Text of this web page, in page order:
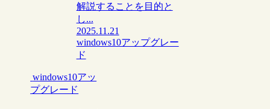
解説することを目的と
し...
2025.11.21
windows10アップグレー
ド
windows10アッ
プグレード